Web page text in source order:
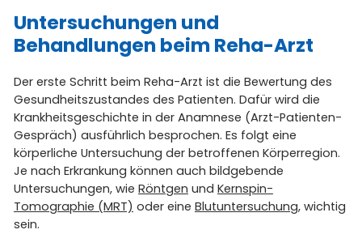
Untersuchungen und
Behandlungen beim Reha-Arzt
Der erste Schritt beim Reha-Arzt ist die Bewertung des
Gesundheitszustandes des Patienten. Dafür wird die
Krankheitsgeschichte in der Anamnese (Arzt-Patienten-
Gespräch) ausführlich besprochen. Es folgt eine
körperliche Untersuchung der betroffenen Körperregion.
Je nach Erkrankung können auch bildgebende
Untersuchungen, wie Röntgen und Kernspin-
Tomographie (MRT) oder eine Blutuntersuchung, wichtig
sein.